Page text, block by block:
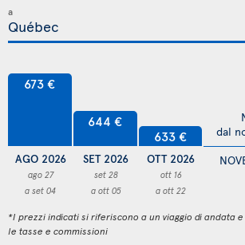
a
673 €
AGO 2026
ago 27
a set 04
644 €
SET 2026
set 28
a ott 05
633 €
OTT 2026
ott 16
a ott 22
dal
*I prezzi indicati si riferiscono a un viaggio di andata
le tasse e commissioni